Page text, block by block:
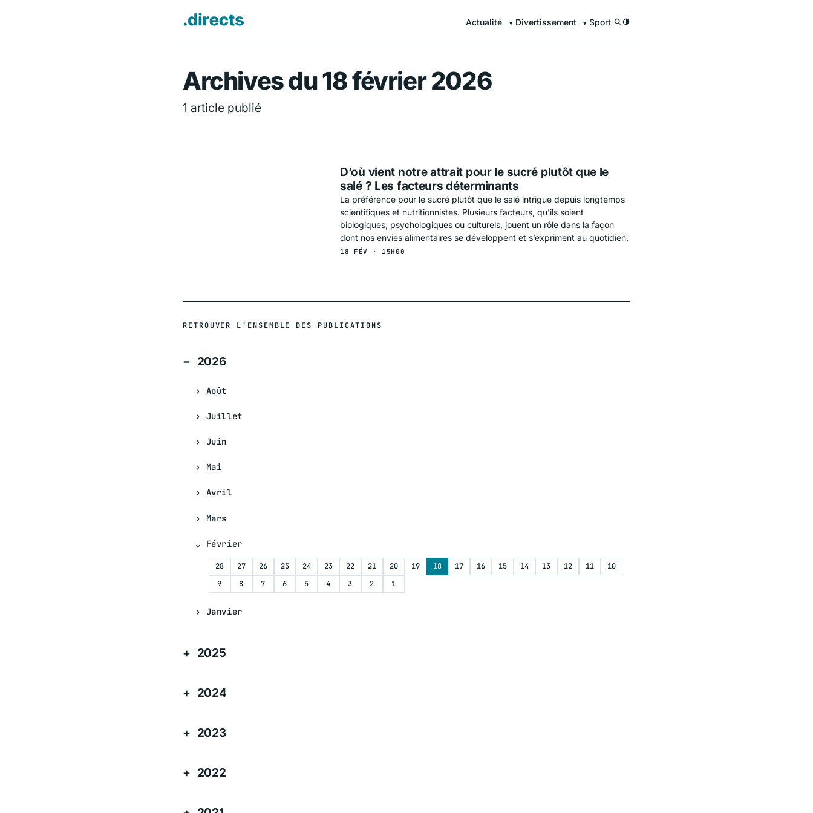
Directs.fr — Information en continu
Actualité Divertissement Sport/
Archives du 18 février 2026
1 article publié
D’où vient notre attrait pour le sucré plutôt que le
salé ? Les facteurs déterminants
La préférence pour le sucré plutôt que le salé intrigue depuis longtemps
scientifiques et nutritionnistes. Plusieurs facteurs, qu'ils soient
biologiques, psychologiques ou culturels, jouent un rôle dans la façon
dont nos envies alimentaires se développent et s’expriment au quotidien.
18 FÉV · 15H00
RETROUVER L'ENSEMBLE DES PUBLICATIONS
2026
Août
Juillet
Juin
Mai
Avril
Mars
Février
28 27 26 25 24 23 22 21 20 19 18 17 16 15 14 13 12 11
10
9
8 7 6 5 4 3 2 1
Janvier
2025
2024
2023
2022